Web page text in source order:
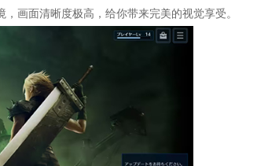
，画面清晰度极高，给你带来完美的视觉享受。